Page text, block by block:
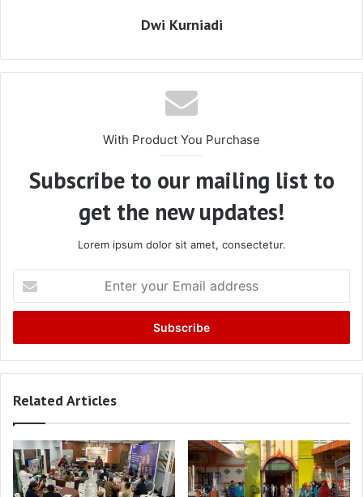
Dwi Kurniadi
With Product You Purchase
Subscribe to our mailing list to
get the new updates!
Lorem ipsum dolor sit amet, consectetur.
your
Email
Related Articles